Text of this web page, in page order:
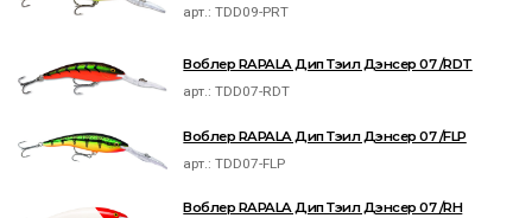
арт.:TDD09-PRT
Воблер RAPALA Дип Тэил Дэнсер 07 /RDT
арт.:TDD07-RDT
Воблер RAPALA Дип Тэил Дэнсер 07 /FLP
арт.:TDD07-FLP
Воблер RAPALA Дип Тэил Дэнсер 07 /RH